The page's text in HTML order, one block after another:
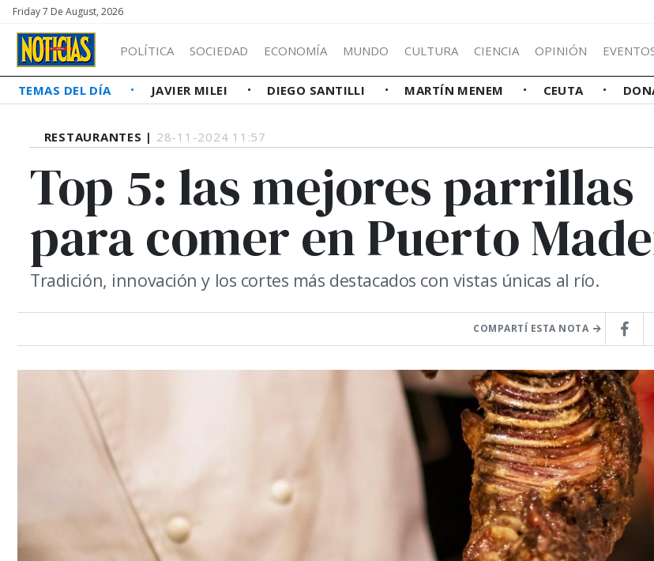
Friday 7 De August, 2026
POLÍTICA SOCIEDAD ECONOMÍA MUNDO CULTURA CIENCIA OPINIÓN
TEMAS DEL DÍA JAVIER MILEI DIEGO SANTILLI MARTÍN MENEM CEUTA
RESTAURANTES | 28-11-2024 11:57
Top 5: las mejores parrillas
para comer en Puerto
Tradición, innovación y los cortes más destacados con vistas únicas al río.
COMPARTÍ ESTA NOTA